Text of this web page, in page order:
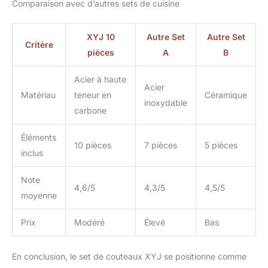
d'énergie. [poignée en
bois pleine poignée] la
poignée en bois pakka
design ergonomique, un
support rivet en cuivre,
confortable à tenir,
confiant et agile. [facile à
soigneusement
de couteau de chef
professionnel qui
économise de l'espace,
peut être utilisé à
Comparaison avec d’autres sets de cuisine
Critère
XYJ 10
pièces
Autre Set
A
Autre Set
B
Matériau
Acier à haute
teneur en
carbone
Acier
inoxydable
Céramique
Éléments
inclus
10 pièces 7 pièces 5 pièces
Note
moyenne
4,6/5 4,3/5 4,5/5
Prix Modéré Élevé Bas
En conclusion, le set de couteaux XYJ se positionne comme